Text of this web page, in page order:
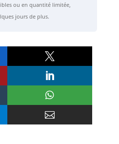
ou en quantité limitée,
jours de plus.



